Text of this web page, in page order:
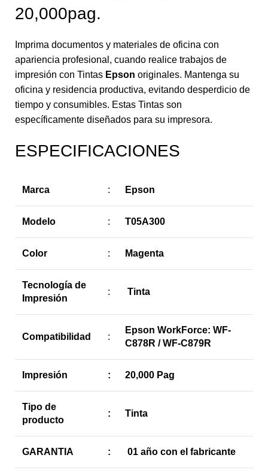
20,000pag.
Imprima documentos y materiales de oficina con
apariencia profesional, cuando realice trabajos de
impresión con Tintas Epson originales. Mantenga su
oficina y residencia productiva, evitando desperdicio de
tiempo y consumibles. Estas Tintas son
específicamente diseñados para su impresora.
ESPECIFICACIONES
Marca : Epson
Modelo : T05A300
Color : Magenta
Tecnología de
Impresión
: Tinta
Compatibilidad :
Epson WorkForce: WF-
C878R / WF-C879R
Impresión : 20,000 Pag
Tipo de
producto
: Tinta
GARANTIA : 01 año con el fabricante